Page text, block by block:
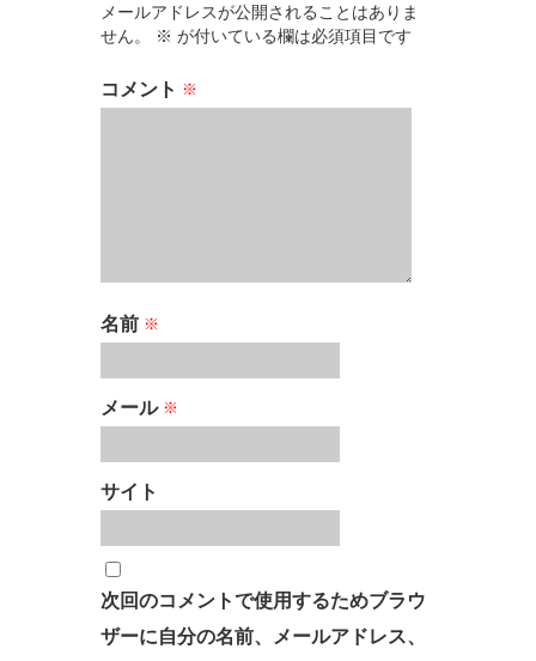
メールアドレスが公開されることはありま
せん。
※ が付いている欄は必須項目です
コメント ※
名前 ※
メール ※
サイト
次回のコメントで使用するためブラウ
ザーに自分の名前、メールアドレス、